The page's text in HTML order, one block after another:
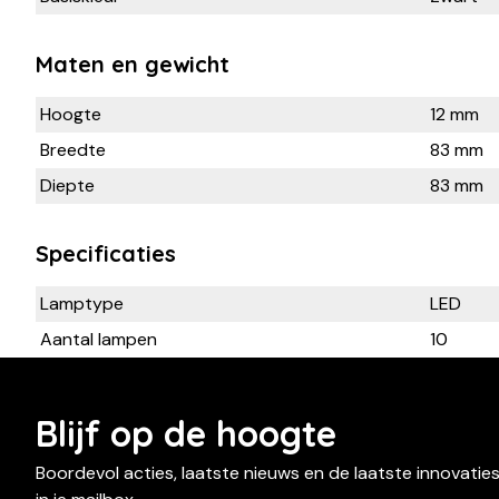
Maten en gewicht
Hoogte
12 mm
Breedte
83 mm
Diepte
83 mm
Specificaties
Lamptype
LED
Aantal lampen
10
Blijf op de hoogte
Boordevol acties, laatste nieuws en de laatste innovaties